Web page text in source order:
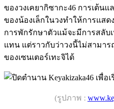
ของวงเคยากิซากะ46 การเต้น
ของน้องเล็กในวงทำให้การแส
การพักรักษาตัวแม้จะมีการสลับ
แทน แต่ราวกับว่าวงนี้ไม่สามา
ของเซนเตอร์เทะจิได้
(รูปภาพ :